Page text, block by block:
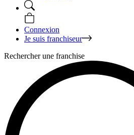
Connexion
Je suis franchiseur
Rechercher une franchise